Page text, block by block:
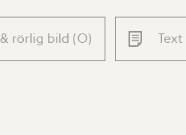
rörlig bild (0) Text